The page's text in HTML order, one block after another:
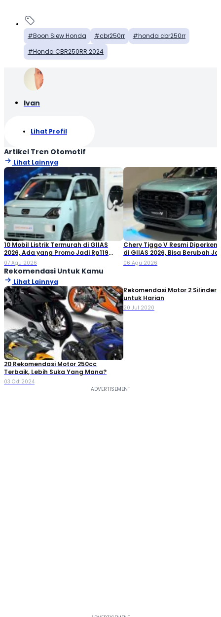
Boon Siew Honda cbr250rr
honda cbr250rr
Honda CBR250RR 2024
Ivan
Lihat Profil
Artikel Tren Otomotif
Lihat Lainnya
10 Mobil Listrik Termurah di GIIAS
2026, Ada yang Promo Jadi Rp119
Jutaan!
07 Agu 2026
Chery Tiggo V Resmi
di GIIAS 2026, Bisa Berubah
Double Cabin
06 Agu 2026
Rekomendasi Untuk Kamu
Lihat Lainnya
20 Rekomendasi Motor 250cc
Terbaik, Lebih Suka Yang Mana?
03 Okt 2024
Rekomendasi Motor 2 Silinder
untuk Harian
20 Jul 2020